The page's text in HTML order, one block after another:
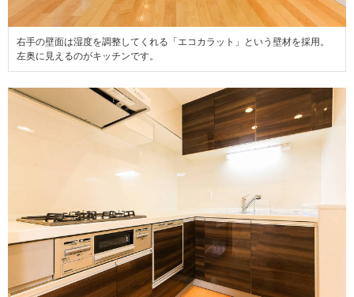
右手の壁面は湿度を調整してくれる「エコカラット」という壁材を採用。
左奥に見えるのがキッチンです。